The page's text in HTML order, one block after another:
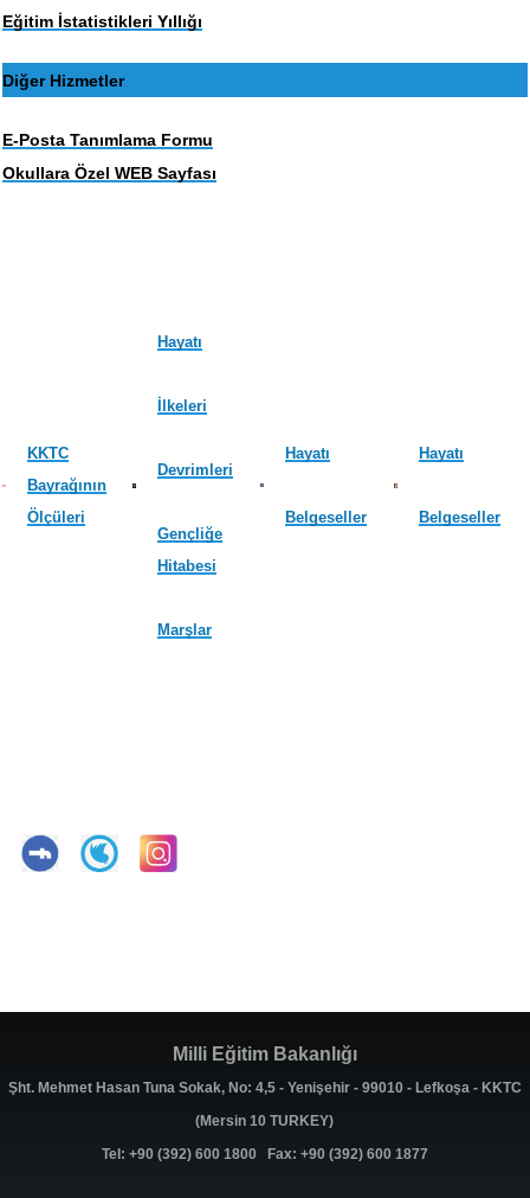
Eğitim İstatistikleri Yıllığı
Diğer Hizmetler
E-Posta Tanımlama Formu
Okullara Özel WEB Sayfası
KKTC
Bayrağının
Ölçüleri
Hayatı
İlkeleri
Devrimleri
Gençliğe
Hitabesi
Marşlar
Hayatı
Belgeseller
Hayatı
Belgeseller
Milli Eğitim Bakanlığı
Şht. Mehmet Hasan Tuna Sokak, No: 4,5 - Yenişehir - 99010 - Lefkoşa - KKTC
(Mersin 10 TURKEY)
Tel: +90 (392) 600 1800 Fax: +90 (392) 600 1877